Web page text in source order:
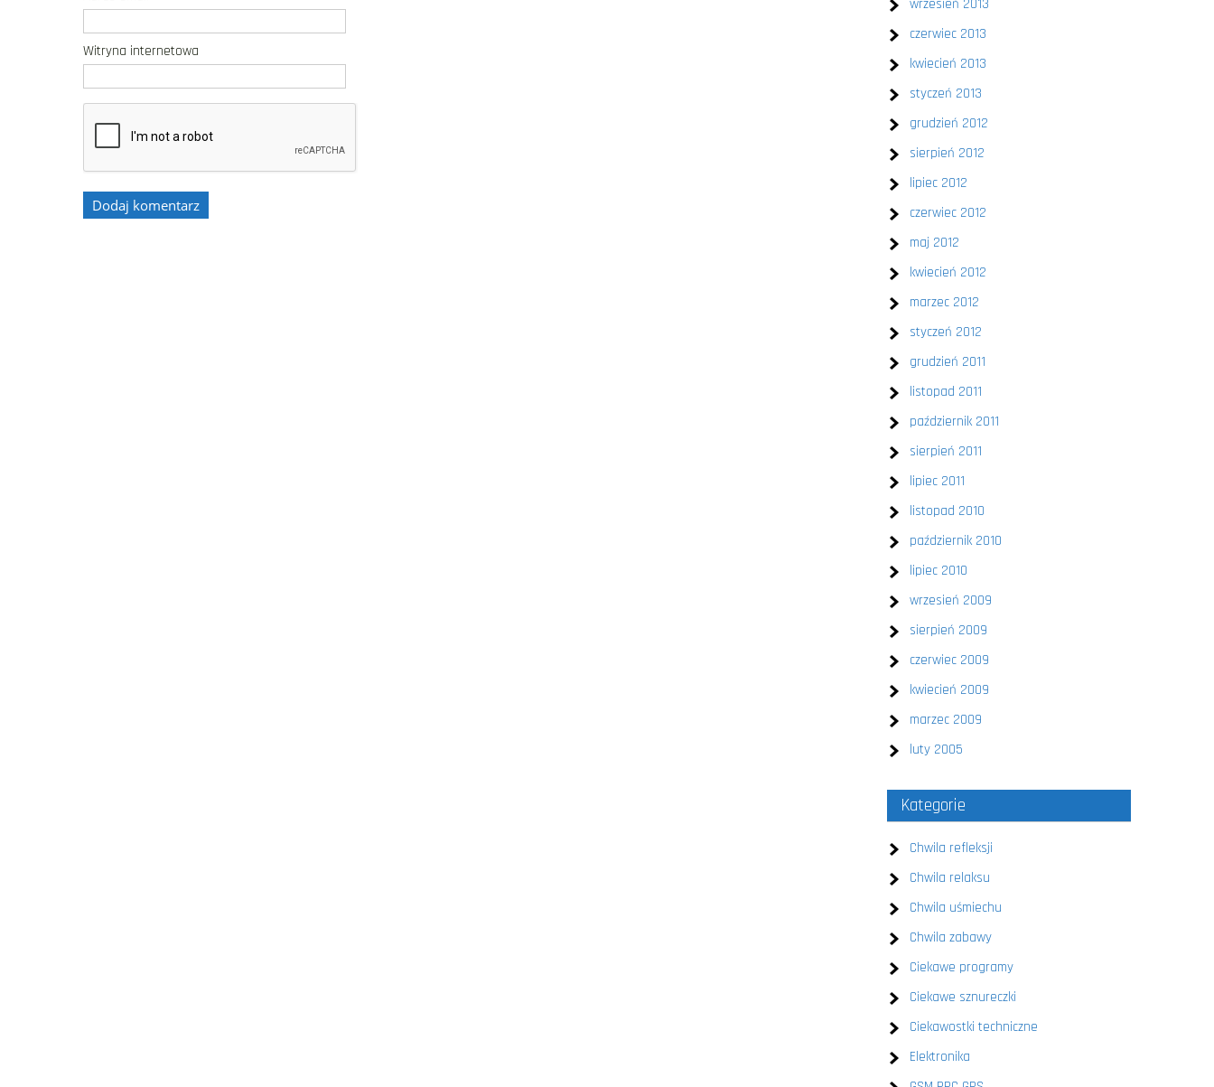
Witryna internetowa
wrzesień 2013
czerwiec 2013
kwiecień 2013
styczeń 2013
grudzień 2012
sierpień 2012
lipiec 2012
czerwiec 2012
maj 2012
kwiecień 2012
marzec 2012
styczeń 2012
grudzień 2011
listopad 2011
październik 2011
sierpień 2011
lipiec 2011
listopad 2010
październik 2010
lipiec 2010
wrzesień 2009
sierpień 2009
czerwiec 2009
kwiecień 2009
marzec 2009
luty 2005
Kategorie
Chwila refleksji
Chwila relaksu
Chwila uśmiechu
Chwila zabawy
Ciekawe programy
Ciekawe sznureczki
Ciekawostki techniczne
Elektronika